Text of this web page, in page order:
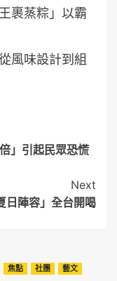
裹蒸粽」以霸
風味設計到組
」引起民眾恐慌
Next
日陣容」全台開喝
焦點 社團 藝文